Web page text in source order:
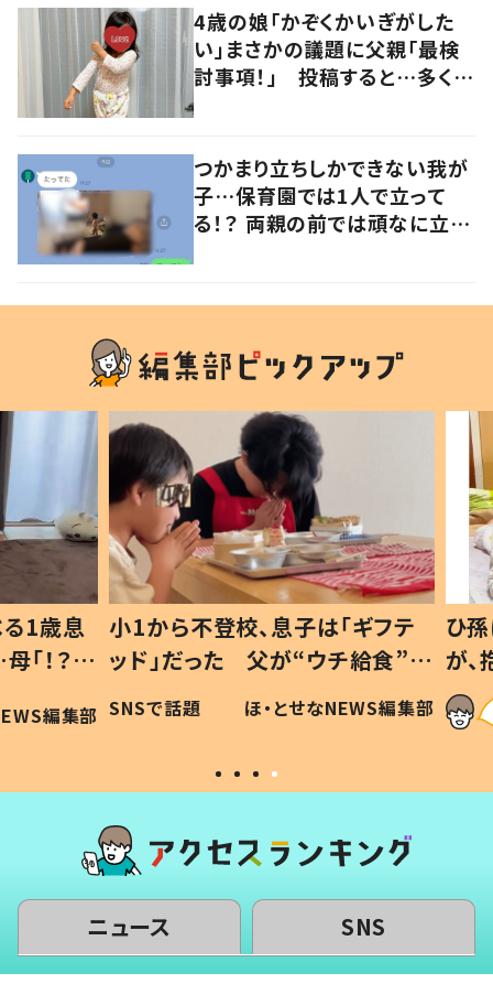
4歳の娘「かぞくかいぎがした
い」まさかの議題に父親「最検
討事項！」 投稿すると…多くの
つかまり立ちしかできない我が
子…保育園では1人で立って
る！？ 両親の前では頑なに立た
歳息
？」
編集部
小1から不登校、息子は「ギフテ
ッド」だった 父が“ウチ給食”を
作り続ける理由とは #令和の親
#令和の子
SNSで話題 ほ・とせなNEWS編集部
ひ孫
が、抱
「涙が
い」
ニュース SNS